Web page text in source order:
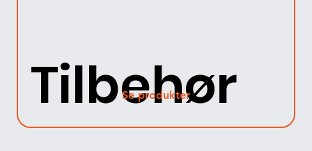
Tilbehør
Se produkter